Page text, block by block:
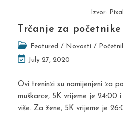
Izvor:
Trčanje za početnike
Post
category:
Featured / Novosti /
Post
modified:
July 27, 2020
Ovi treninzi su namijenjeni za
muškarce, 5K vrijeme je 24:00
više. Za žene, 5K vrijeme je